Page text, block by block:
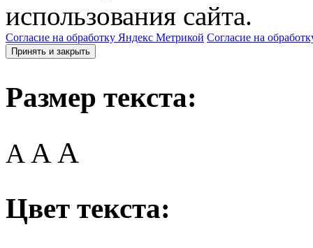
использования сайта.
Согласие на обработку Яндекс Метрикой Согласие на
Принять и закрыть
Размер текста:
A AA
Цвет текста: